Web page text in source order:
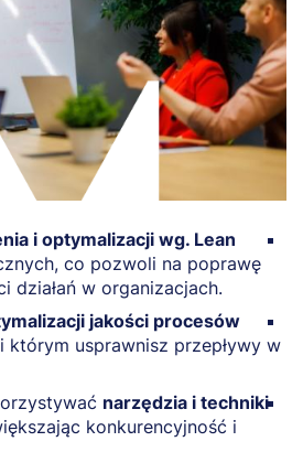
i optymalizacji wg. Lean
co pozwoli na poprawę
działań w organizacjach.
jakości procesów
którym usprawnisz przepływy w
narzędzia i techniki
konkurencyjność i